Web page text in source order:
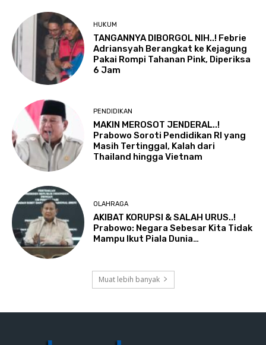
HUKUM
TANGANNYA DIBORGOL NIH..! Febrie
Adriansyah Berangkat ke Kejagung
Pakai Rompi Tahanan Pink, Diperiksa
6 Jam
PENDIDIKAN
MAKIN MEROSOT JENDERAL..!
Prabowo Soroti Pendidikan RI yang
Masih Tertinggal, Kalah dari
Thailand hingga Vietnam
OLAHRAGA
AKIBAT KORUPSI & SALAH URUS..!
Prabowo: Negara Sebesar Kita Tidak
Mampu Ikut Piala Dunia…
Muat lebih banyak